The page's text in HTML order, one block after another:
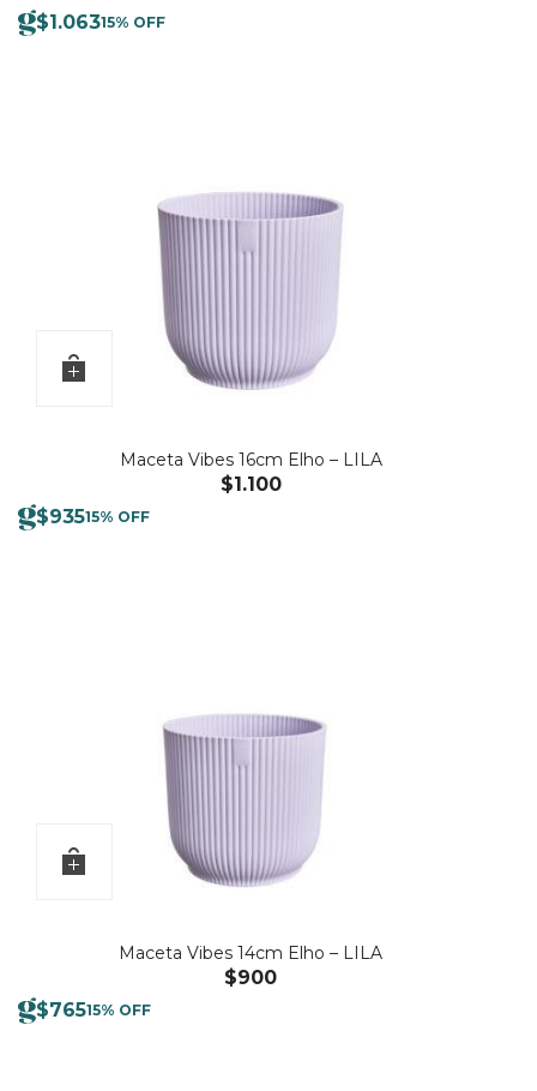
$1.06315% OFF
Maceta Vibes 16cm Elho – LILA
$1.100
$93515% OFF
Maceta Vibes 14cm Elho – LILA
$900
$76515% OFF